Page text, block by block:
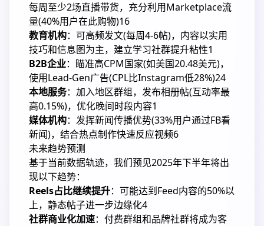
每周至少2场直播带货，充分利用Marketplace流
量(40%用户在此购物)16
教育机构：可高频发文(每周4-6帖)，内容以实用
技巧和信息图为主，建立学习社群提升粘性1
B2B企业：瞄准高CPM国家(如美国20.48美元)，
使用Lead-Gen广告(CPL比Instagram低28%)24
本地服务：加入地区群组，发布相册帖(互动率最
高0.15%)，优化晚间时段内容1
媒体机构：发挥新闻传播优势(33%用户通过FB看
新闻)，结合热点制作快速反应视频6
未来趋势预测
基于当前数据轨迹，我们预见2025年下半年将出
现以下趋势：
Reels占比继续提升：可能达到Feed内容的50%以
上，静态帖子进一步边缘化4
社群商业化加速：付费群组和品牌社群将成为客